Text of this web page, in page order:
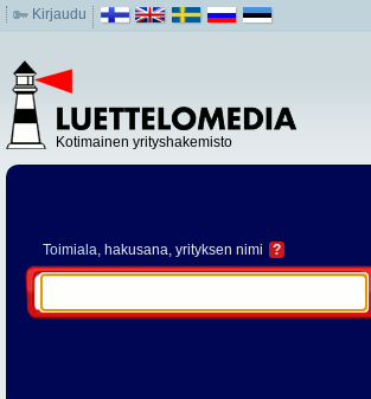
Kirjaudu
Kotimainen yrityshakemisto
Toimiala, hakusana, yrityksen nimi ?